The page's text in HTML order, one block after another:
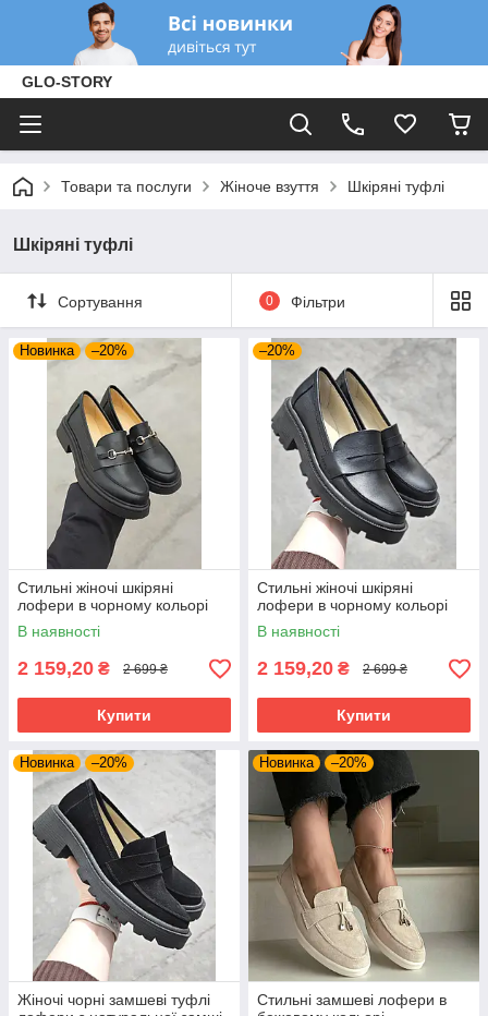
GLO-STORY
Товари та послуги Жіноче взуття Шкіряні туфлі
Шкіряні туфлі
Сортування 0 Фільтри
Новинка –20%
Стильні жіночі шкіряні
лофери в чорному кольорі
В наявності
2 159,20 ₴ 2 699 ₴
Купити
–20%
Стильні жіночі шкіряні
лофери в чорному кольорі
В наявності
2 159,20 ₴ 2 699 ₴
Купити
Новинка –20%
Жіночі чорні замшеві туфлі
Новинка –20%
Стильні замшеві лофери в